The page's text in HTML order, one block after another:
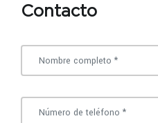
Contacto